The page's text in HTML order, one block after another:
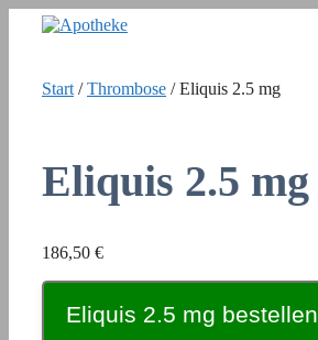
Inhalt
Start /Thrombose / Eliquis 2.5 mg
Eliquis 2.5 mg
186,50 €
Eliquis 2.5 mg bestellen